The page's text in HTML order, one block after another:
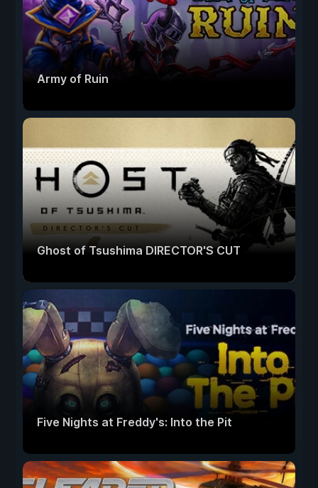
Army of Ruin
Ghost of Tsushima DIRECTOR'S CUT
Five Nights at Freddy's: Into the Pit